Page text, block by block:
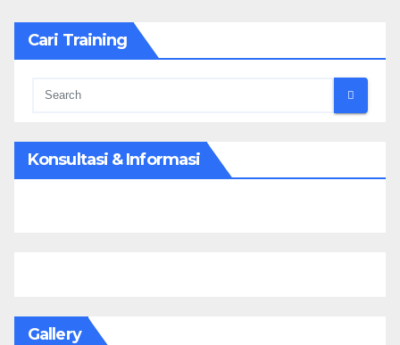
Cari Training
Konsultasi & Informasi
Gallery